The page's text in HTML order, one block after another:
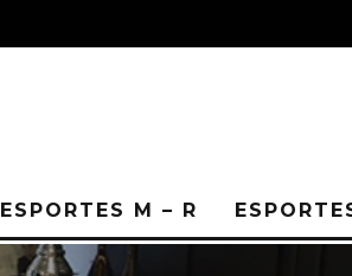
ESPORTES M – R